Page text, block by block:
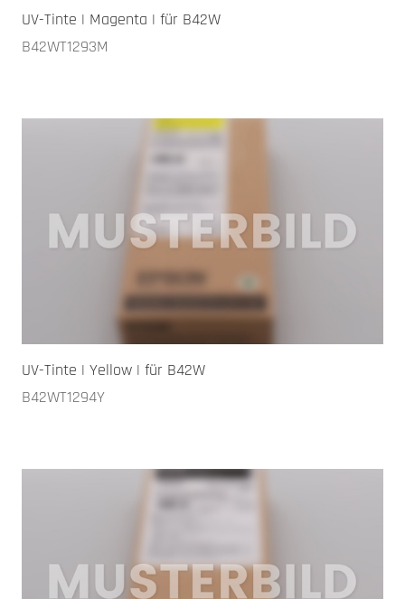
UV-Tinte | Magenta | für B42W
B42WT1293M
UV-Tinte | Yellow | für B42W
B42WT1294Y